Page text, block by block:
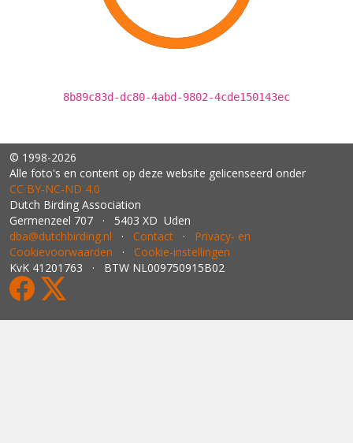
8b89c83d-dc80-4abd-9802-4cde150143ec
© 1998-2026
Alle foto's en content op deze website gelicenseerd onder
CC BY‑NC‑ND 4.0
Dutch Birding Association
Germenzeel 707 · 5403 XD Uden
dba@dutchbirding.nl · Contact · Privacy- en
Cookievoorwaarden · Cookie-instellingen
KvK 41201763 · BTW NL009750915B02